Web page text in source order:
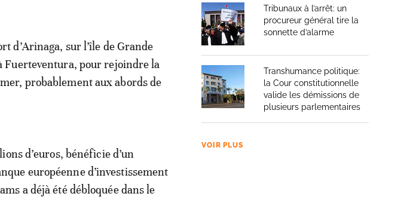
d’Arinaga, sur l’île de Grande
Fuerteventura, pour rejoindre la
probablement aux abords de
d’euros, bénéficie d’un
européenne d’investissement
a déjà été débloquée dans le
Tribunaux à l’arrêt: un
procureur général tire la
sonnette d’alarme
Transhumance politique:
la Cour constitutionnelle
valide les démissions de
plusieurs parlementaires
VOIR PLUS